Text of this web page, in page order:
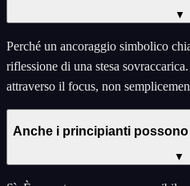
▼
Perché un ancoraggio simbolico
riflessione di una stesa
attraverso il focus, non
Anche i principianti
▼